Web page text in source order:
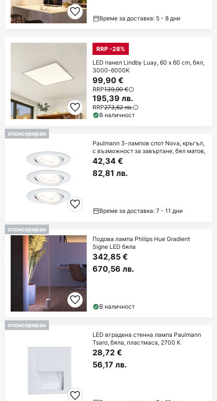
Време за доставка: 5 - 8 дни
RRP -28%
LED панел Lindby Luay, 60 x 60 cm, бял,
3000-6000K
99,90 €
RRP139,90 €
195,39 лв.
RRP273,62 лв.
В наличност
спонсориран
Paulmann 3-лампов спот Nova, кръгъл,
с възможност за завъртане, бял матов,
42,34 €
82,81 лв.
Време за доставка: 7 - 11 дни
спонсориран
Подова лампа Philips Hue Gradient
Signe LED бяла
342,85 €
670,56 лв.
В наличност
спонсориран
LED вградена стенна лампа Paulmann
Tsaro, бяла, пластмаса, 2700 K
28,72 €
56,17 лв.